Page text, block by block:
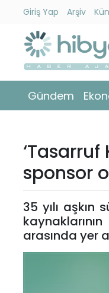
Giriş Yap Arşiv
Gündem
Gündem
Ekonomi
Yaşam
Kültür
Sanat
Spor
‘Tasarruf
sponsor
35 yılı aşkın
arasında yer